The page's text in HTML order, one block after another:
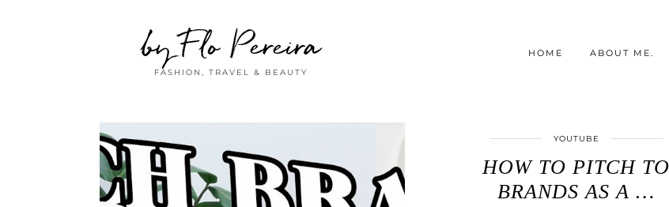
by Flo Pereira
FASHION, TRAVEL & BEAUTY
HOME ABOUT ME.
YOUTUBE
HOW TO PITCH TO
BRANDS AS A …